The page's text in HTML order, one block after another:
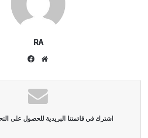
RA
موقع
اشترك في قائمتنا البريدية للحصول على